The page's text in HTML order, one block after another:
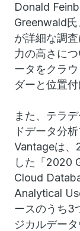
Donald
Greenwald
が詳細な調
力の高さに
ータをクラ
ダーと位置付
また、テラ
ドデータ分
Vantageは、
した「2020
Cloud
Analytical
ースのうち3
ジカルデー